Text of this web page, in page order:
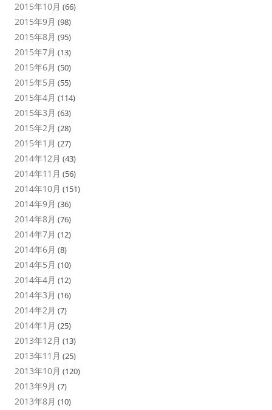
2015年10月 (66)
2015年9月 (98)
2015年8月 (95)
2015年7月 (13)
2015年6月 (50)
2015年5月 (55)
2015年4月 (114)
2015年3月 (63)
2015年2月 (28)
2015年1月 (27)
2014年12月 (43)
2014年11月 (56)
2014年10月 (151)
2014年9月 (36)
2014年8月 (76)
2014年7月 (12)
2014年6月 (8)
2014年5月 (10)
2014年4月 (12)
2014年3月 (16)
2014年2月 (7)
2014年1月 (25)
2013年12月 (13)
2013年11月 (25)
2013年10月 (120)
2013年9月 (7)
2013年8月 (10)